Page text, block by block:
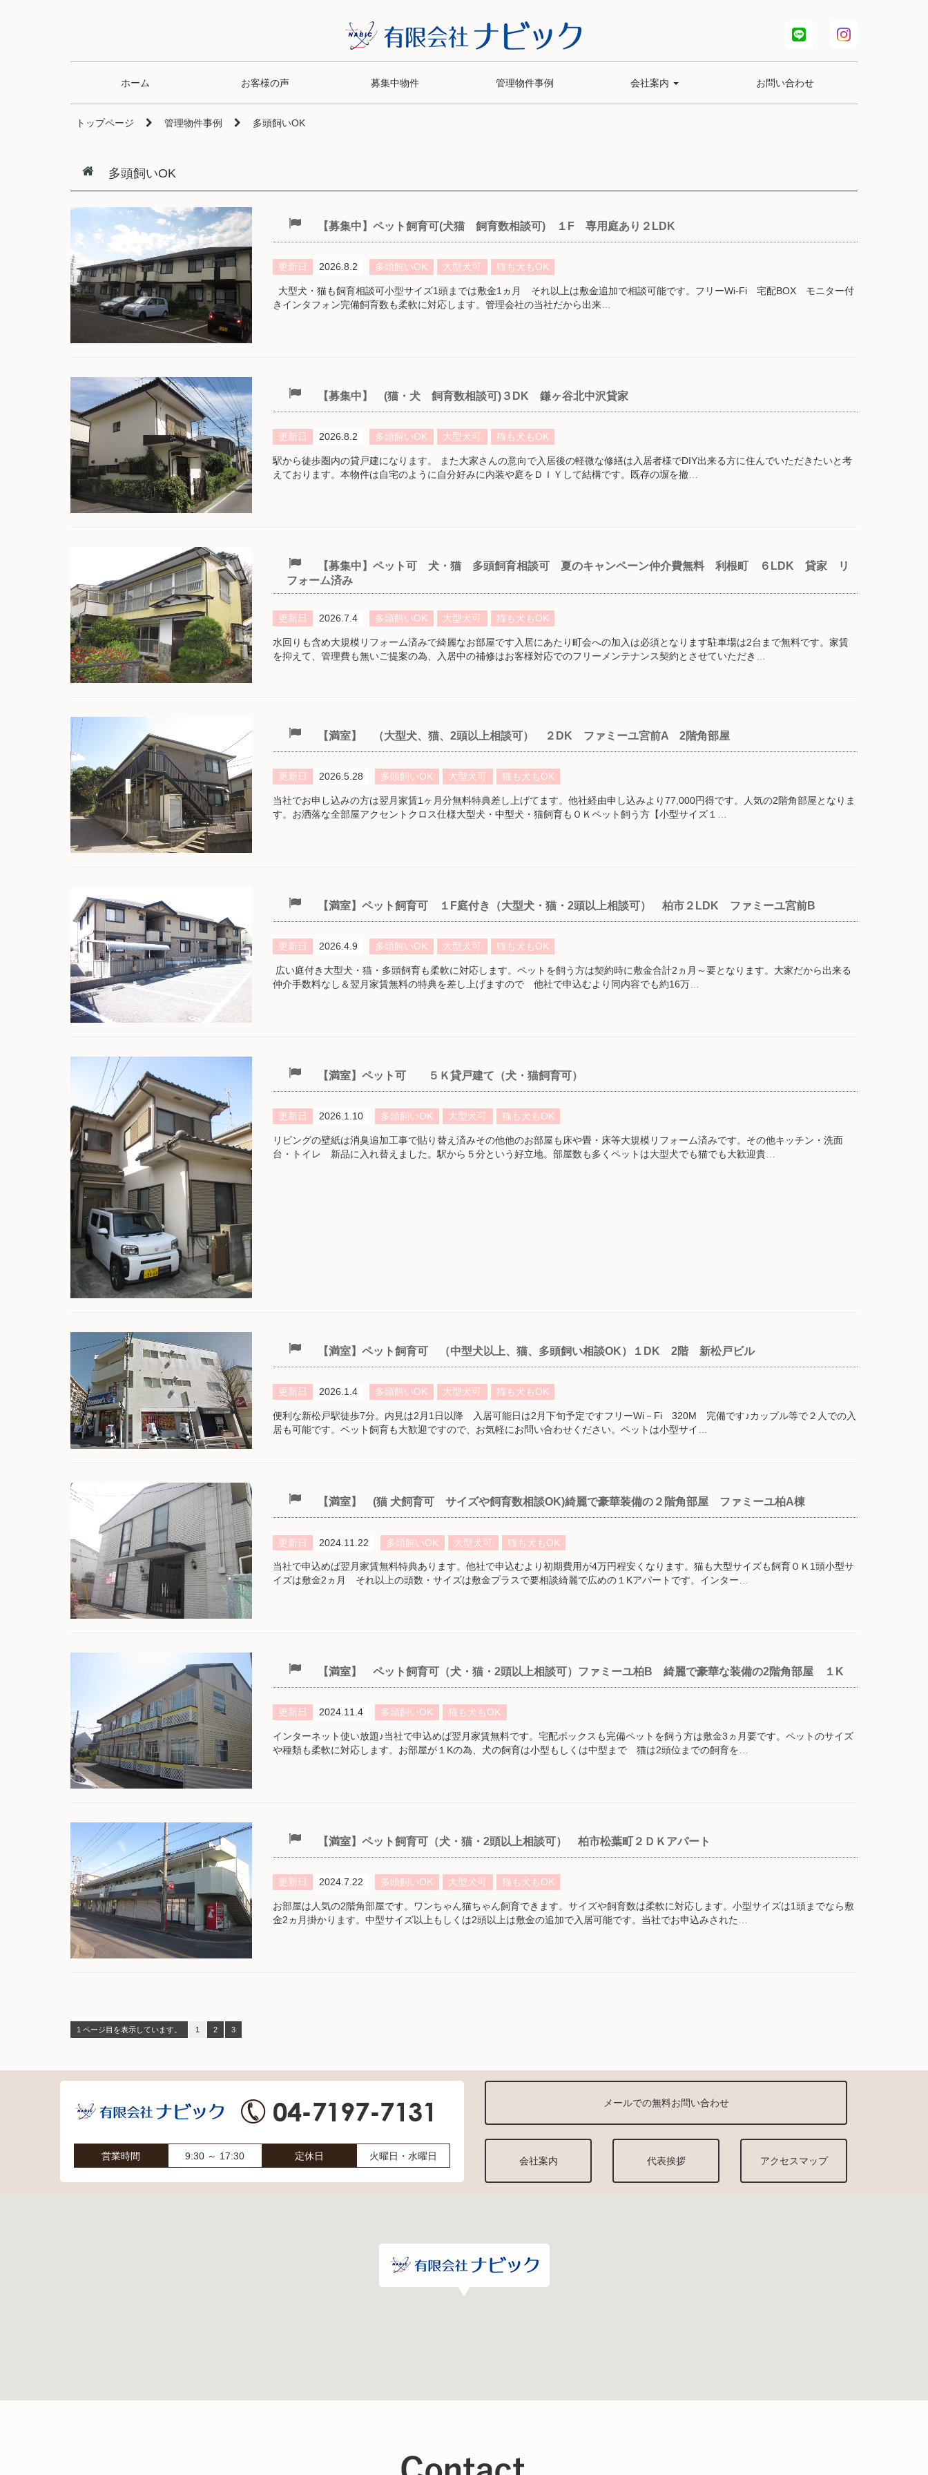
ホーム お客様の声 募集中物件 管理物件事例 会社案内 お問い合わせ
トップページ 管理物件事例 多頭飼いOK
多頭飼いOK
【募集中】ペット飼育可(犬猫 飼育数相談可) １F 専用庭あり２LDK
更新日 2026.8.2 多頭飼いOK 大型犬可 猫も犬もOK
大型犬・猫も飼育相談可小型サイズ1頭までは敷金1ヵ月 それ以上は敷金追加で相談可能です。フリーWi-Fi 宅配BOX モニター付
きインタフォン完備飼育数も柔軟に対応します。管理会社の当社だから出来…
【募集中】 (猫・犬 飼育数相談可)３DK 鎌ヶ谷北中沢貸家
更新日 2026.8.2 多頭飼いOK 大型犬可 猫も犬もOK
駅から徒歩圏内の貸戸建になります。 また大家さんの意向で入居後の軽微な修繕は入居者様でDIY出来る方に住んでいただきたいと考
えております。本物件は自宅のように自分好みに内装や庭をＤＩＹして結構です。既存の塀を撤…
【募集中】ペット可 犬・猫 多頭飼育相談可 夏のキャンペーン仲介費無料 利根町 ６LDK 貸家 リ
フォーム済み
更新日 2026.7.4 多頭飼いOK 大型犬可 猫も犬もOK
水回りも含め大規模リフォーム済みで綺麗なお部屋です入居にあたり町会への加入は必須となります駐車場は2台まで無料です。家賃
を抑えて、管理費も無いご提案の為、入居中の補修はお客様対応でのフリーメンテナンス契約とさせていただき
【満室】 （大型犬、猫、2頭以上相談可） ２DK ファミーユ宮前A 2階角部屋
更新日 2026.5.28 多頭飼いOK 大型犬可 猫も犬もOK
当社でお申し込みの方は翌月家賃1ヶ月分無料特典差し上げてます。他社経由申し込みより77,000円得です。人気の2階角部屋となりま
す。お洒落な全部屋アクセントクロス仕様大型犬・中型犬・猫飼育もＯＫペット飼う方【小型サイズ１
【満室】ペット飼育可 １F庭付き（大型犬・猫・2頭以上相談可） 柏市２LDK ファミーユ宮前B
更新日 2026.4.9 多頭飼いOK 大型犬可 猫も犬もOK
広い庭付き大型犬・猫・多頭飼育も柔軟に対応します。ペットを飼う方は契約時に敷金合計2ヵ月～要となります。大家だから出来る
仲介手数料なし＆翌月家賃無料の特典を差し上げますので 他社で申込むより同内容でも約16万…
【満室】ペット可 ５Ｋ貸戸建て（犬・猫飼育可）
更新日 2026.1.10 多頭飼いOK 大型犬可 猫も犬もOK
リビングの壁紙は消臭追加工事で貼り替え済みその他他のお部屋も床や畳・床等大規模リフォーム済みです。その他キッチン・洗面
台・トイレ 新品に入れ替えました。駅から５分という好立地。部屋数も多くペットは大型犬でも猫でも大歓迎貴…
【満室】ペット飼育可 （中型犬以上、猫、多頭飼い相談OK）１DK 2階 新松戸ビル
更新日 2026.1.4 多頭飼いOK 大型犬可 猫も犬もOK
便利な新松戸駅徒歩7分。内見は2月1日以降 入居可能日は2月下旬予定ですフリーWi－Fi 320M 完備です♪カップル等で２人での入
居も可能です。ペット飼育も大歓迎ですので、お気軽にお問い合わせください。ペットは小型サイ
【満室】 (猫 犬飼育可 サイズや飼育数相談OK)綺麗で豪華装備の２階角部屋 ファミーユ柏A棟
更新日 2024.11.22 多頭飼いOK 大型犬可 猫も犬もOK
当社で申込めば翌月家賃無料特典あります。他社で申込むより初期費用が4万円程安くなります。猫も大型サイズも飼育ＯＫ1頭小型サ
イズは敷金2ヵ月 それ以上の頭数・サイズは敷金プラスで要相談綺麗で広めの１Kアパートです。インター…
【満室】 ペット飼育可（犬・猫・2頭以上相談可）ファミーユ柏B 綺麗で豪華な装備の2階角部屋 １K
更新日 2024.11.4 多頭飼いOK 猫も犬もOK
インターネット使い放題♪当社で申込めば翌月家賃無料です。宅配ボックスも完備ペットを飼う方は敷金3ヵ月要です。ペットのサイズ
や種類も柔軟に対応します。お部屋が１Kの為、犬の飼育は小型もしくは中型まで 猫は2頭位までの飼育を…
【満室】ペット飼育可（犬・猫・2頭以上相談可） 柏市松葉町２ＤＫアパート
更新日 2024.7.22 多頭飼いOK 大型犬可 猫も犬もOK
お部屋は人気の2階角部屋です。ワンちゃん猫ちゃん飼育できます。サイズや飼育数は柔軟に対応します。小型サイズは1頭までなら敷
金2ヵ月掛かります。中型サイズ以上もしくは2頭以上は敷金の追加で入居可能です。当社でお申込みされた …
1 ページ目を表示しています。 1 2 3
営業時間 9:30 ～ 17:30 定休日 火曜日・水曜日
メールでの無料お問い合わせ
会社案内 代表挨拶 アクセスマップ